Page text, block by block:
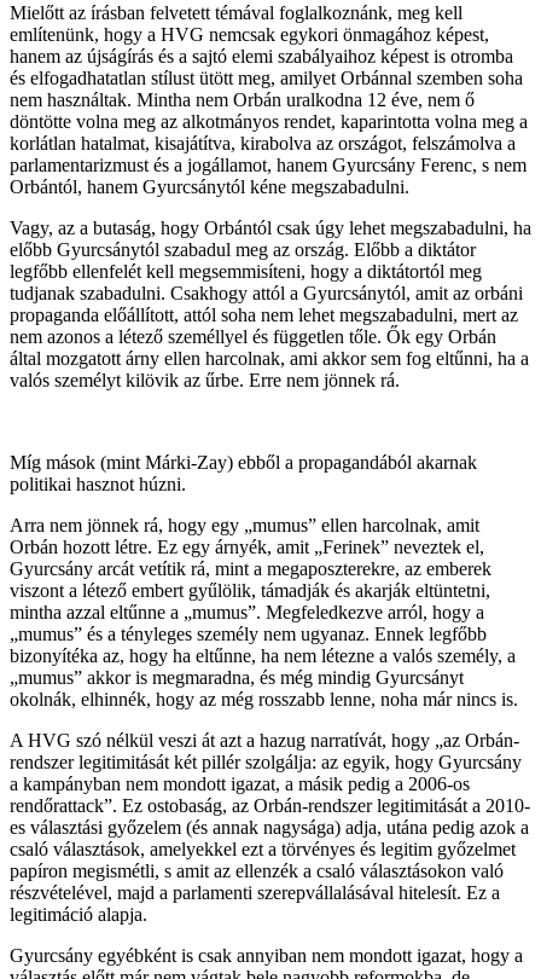
Mielőtt az írásban felvetett témával foglalkoznánk, meg kell
említenünk, hogy a HVG nemcsak egykori önmagához képest,
hanem az újságírás és a sajtó elemi szabályaihoz képest is otromba
és elfogadhatatlan stílust ütött meg, amilyet Orbánnal szemben soha
nem használtak. Mintha nem Orbán uralkodna 12 éve, nem ő
döntötte volna meg az alkotmányos rendet, kaparintotta volna meg a
korlátlan hatalmat, kisajátítva, kirabolva az országot, felszámolva a
parlamentarizmust és a jogállamot, hanem Gyurcsány Ferenc, s nem
Orbántól, hanem Gyurcsánytól kéne megszabadulni.
Vagy, az a butaság, hogy Orbántól csak úgy lehet megszabadulni, ha
előbb Gyurcsánytól szabadul meg az ország. Előbb a diktátor
legfőbb ellenfelét kell megsemmisíteni, hogy a diktátortól meg
tudjanak szabadulni. Csakhogy attól a Gyurcsánytól, amit az orbáni
propaganda előállított, attól soha nem lehet megszabadulni, mert az
nem azonos a létező személlyel és független tőle. Ők egy Orbán
által mozgatott árny ellen harcolnak, ami akkor sem fog eltűnni, ha a
valós személyt kilövik az űrbe. Erre nem jönnek rá.
Míg mások (mint Márki-Zay) ebből a propagandából akarnak
politikai hasznot húzni.
Arra nem jönnek rá, hogy egy „mumus” ellen harcolnak, amit
Orbán hozott létre. Ez egy árnyék, amit „Ferinek” neveztek el,
Gyurcsány arcát vetítik rá, mint a megaposzterekre, az emberek
viszont a létező embert gyűlölik, támadják és akarják eltüntetni,
mintha azzal eltűnne a „mumus”. Megfeledkezve arról, hogy a
„mumus” és a tényleges személy nem ugyanaz. Ennek legfőbb
bizonyítéka az, hogy ha eltűnne, ha nem létezne a valós személy, a
„mumus” akkor is megmaradna, és még mindig Gyurcsányt
okolnák, elhinnék, hogy az még rosszabb lenne, noha már nincs is.
A HVG szó nélkül veszi át azt a hazug narratívát, hogy „az Orbán-
rendszer legitimitását két pillér szolgálja: az egyik, hogy Gyurcsány
a kampányban nem mondott igazat, a másik pedig a 2006-os
rendőrattack”. Ez ostobaság, az Orbán-rendszer legitimitását a 2010-
es választási győzelem (és annak nagysága) adja, utána pedig azok a
csaló választások, amelyekkel ezt a törvényes és legitim győzelmet
papíron megismétli, s amit az ellenzék a csaló választásokon való
részvételével, majd a parlamenti szerepvállalásával hitelesít. Ez a
legitimáció alapja.
Gyurcsány egyébként is csak annyiban nem mondott igazat, hogy a